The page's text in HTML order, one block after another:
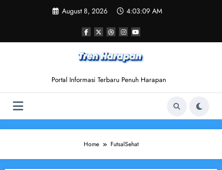
August 8, 2026 4:03:09 AM
Portal Informasi Terbaru Penuh Harapan
Home FutsalSehat